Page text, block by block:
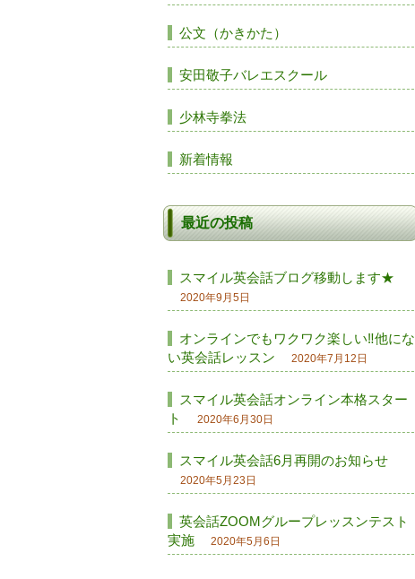
公文（かきかた）
安田敬子バレエスクール
少林寺拳法
新着情報
最近の投稿
スマイル英会話ブログ移動します★
2020年9月5日
オンラインでもワクワク楽しい‼他にな
い英会話レッスン
2020年7月12日
スマイル英会話オンライン本格スター
ト
2020年6月30日
スマイル英会話6月再開のお知らせ
2020年5月23日
英会話ZOOMグループレッスンテスト
実施
2020年5月6日